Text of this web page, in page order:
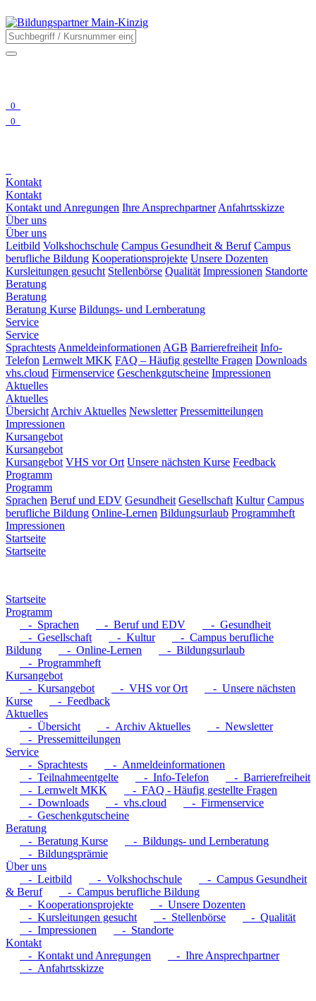
0
0
Kontakt
Kontakt
Kontakt und Anregungen Ihre Ansprechpartner Anfahrtsskizze
Über uns
Über uns
Leitbild Volkshochschule Campus Gesundheit & Beruf Campus
berufliche Bildung Kooperationsprojekte Unsere Dozenten
Kursleitungen gesucht Stellenbörse Qualität Impressionen Standorte
Beratung
Beratung
Beratung Kurse Bildungs- und Lernberatung
Service
Service
Sprachtests Anmeldeinformationen AGB Barrierefreiheit Info-
Telefon Lernwelt MKK FAQ – Häufig gestellte Fragen Downloads
vhs.cloud Firmenservice Geschenkgutscheine Impressionen
Aktuelles
Aktuelles
Übersicht Archiv Aktuelles Newsletter Pressemitteilungen
Impressionen
Kursangebot
Kursangebot
Kursangebot VHS vor Ort Unsere nächsten Kurse Feedback
Programm
Programm
Sprachen Beruf und EDV Gesundheit Gesellschaft Kultur Campus
berufliche Bildung Online-Lernen Bildungsurlaub Programmheft
Impressionen
Startseite
Startseite
Startseite
Programm
- Sprachen
- Beruf und EDV
- Gesundheit
- Gesellschaft
- Kultur
- Campus berufliche
Bildung
- Online-Lernen
- Bildungsurlaub
- Programmheft
Kursangebot
- Kursangebot
- VHS vor Ort
- Unsere nächsten
Kurse
- Feedback
Aktuelles
- Übersicht
- Archiv Aktuelles
- Newsletter
- Pressemitteilungen
Service
- Sprachtests
- Anmeldeinformationen
- Teilnahmeentgelte
- Info-Telefon
- Barrierefreiheit
- Lernwelt MKK
- FAQ - Häufig gestellte Fragen
- Downloads
- vhs.cloud
- Firmenservice
- Geschenkgutscheine
Beratung
- Beratung Kurse
- Bildungs- und Lernberatung
- Bildungsprämie
Über uns
- Leitbild
- Volkshochschule
- Campus Gesundheit
& Beruf
- Campus berufliche Bildung
- Kooperationsprojekte
- Unsere Dozenten
- Kursleitungen gesucht
- Stellenbörse
- Qualität
- Impressionen
- Standorte
Kontakt
- Kontakt und Anregungen
- Ihre Ansprechpartner
- Anfahrtsskizze